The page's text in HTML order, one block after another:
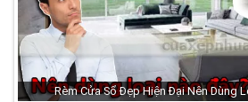
Rèm Cửa Sổ Đẹp Hiện Đại Nên Dùng